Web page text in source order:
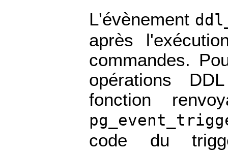
L'évènement
après
commandes.
opérations DDL
fonction
code du